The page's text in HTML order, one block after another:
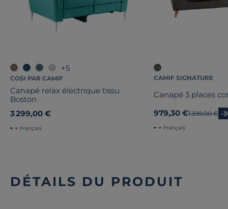
+5
COSI PAR CAMIF
Canapé relax électrique tissu
Boston
3 299,00 €
Français
CAMIF SIGNATURE
Canapé 3 places
979,30 €Ancien prix
1 399,00 € -
Français
DÉTAILS DU PRODUIT